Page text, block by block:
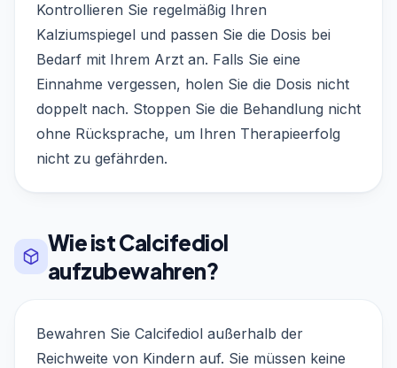
Kontrollieren Sie regelmäßig Ihren
Kalziumspiegel und passen Sie die Dosis bei
Bedarf mit Ihrem Arzt an. Falls Sie eine
Einnahme vergessen, holen Sie die Dosis nicht
doppelt nach. Stoppen Sie die Behandlung nicht
ohne Rücksprache, um Ihren Therapieerfolg
nicht zu gefährden.
Wie ist Calcifediol
aufzubewahren?
Bewahren Sie Calcifediol außerhalb der
Reichweite von Kindern auf. Sie müssen keine